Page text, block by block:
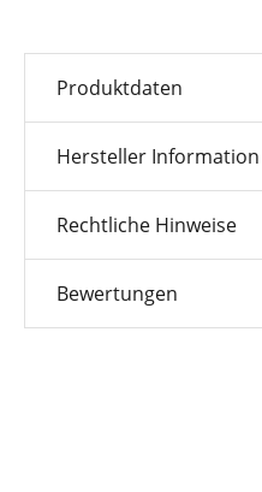
Produktdaten
Hersteller Information
Rechtliche Hinweise
Bewertungen